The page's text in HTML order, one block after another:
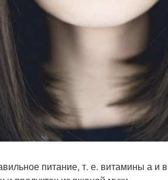
питание, т. е. витамины а